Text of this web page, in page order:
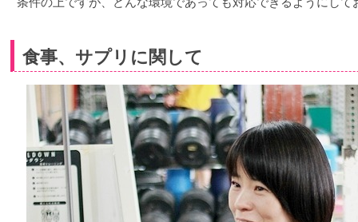
食事、サプリに関して